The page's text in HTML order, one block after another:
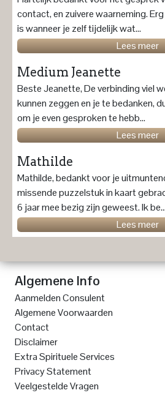
contact, en zuivere waarneming.
is wanneer je zelf tijdelijk wat...
Lees meer
Medium Jeanette
Beste Jeanette, De verbinding viel
kunnen zeggen en je te bedanken,
om je even gesproken te hebb...
Lees meer
Mathilde
Mathilde, bedankt voor je
missende puzzelstuk in kaart
6 jaar mee bezig zijn geweest. Ik be...
Lees meer
Algemene Info
Aanmelden Consulent
Algemene Voorwaarden
Contact
Disclaimer
Extra Spirituele Services
Privacy Statement
Veelgestelde Vragen